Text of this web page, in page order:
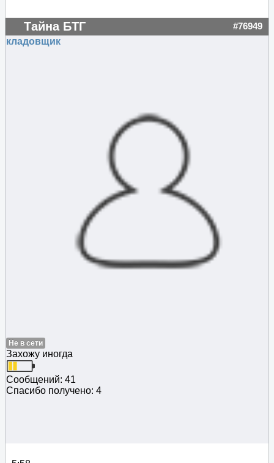
Тайна БТГ #76949
кладовщик
Не в сети
Захожу иногда
Сообщений: 41
Спасибо получено: 4